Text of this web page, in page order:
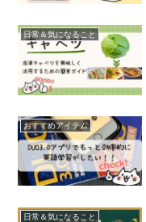
日常＆気になること
おすすめアイテム
日常＆気になること